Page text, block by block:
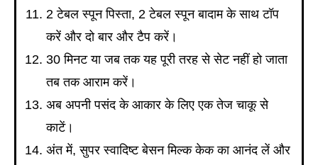
2 टेबल स्पून पिस्ता, 2 टेबल स्पून बादाम के साथ टॉप
करें और दो बार और टैप करें।
30 मिनट या जब तक यह पूरी तरह से सेट नहीं हो जाता
तब तक आराम करें।
अब अपनी पसंद के आकार के लिए एक तेज चाकू से
काटें।
अंत में, सुपर स्वादिष्ट बेसन मिल्क केक का आनंद लें और